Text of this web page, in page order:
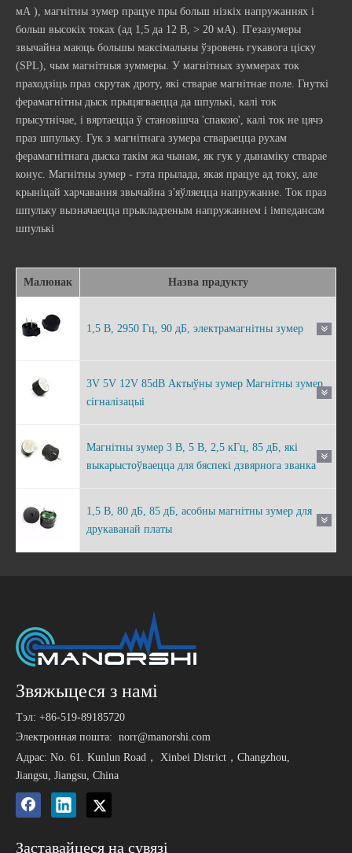
мА ), магнітны зумер працуе пры больш нізкіх напружаннях і
больш высокіх токах (ад 1,5 да 12 В, > 20 мА). П'езазумеры
звычайна маюць большы максімальны ўзровень гукавога ціску
(SPL), чым магнітныя зуммеры. У магнітных зуммерах ток
праходзіць праз скрутак дроту, які стварае магнітнае поле. Гнуткі
ферамагнітны дыск прыцягваецца да шпулькі, калі ток
прысутнічае, і вяртаецца ў становішча 'спакою', калі ток не цячэ
праз шпульку. Гук з магнітнага зумера ствараецца рухам
ферамагнітнага дыска такім жа чынам, як гук у дынаміку стварае
конус. Магнітны зумер - гэта прылада, якая працуе ад току, але
крыніцай харчавання звычайна з'яўляецца напружанне. Ток праз
шпульку вызначаецца прыкладзеным напружаннем і імпедансам
шпулькі
Малюнак Назва прадукту
1,5 В, 2950 Гц, 90 дБ, электрамагнітны зумер
3V 5V 12V 85dB Актыўны зумер Магнітны зумер
сігналізацыі
Магнітны зумер 3 В, 5 В, 2,5 кГц, 85 дБ, які
выкарыстоўваецца для бяспекі дзвярнога званка
1,5 В, 80 дБ, 85 дБ, асобны магнітны зумер для
друкаванай платы
Звяжыцеся з намі
Тэл: +86-519-89185720
Электронная пошта: norr@manorshi.com
Адрас: No. 61. Kunlun Road， Xinbei District，Changzhou,
Jiangsu, Jiangsu, China
Заставайцеся на сувязі